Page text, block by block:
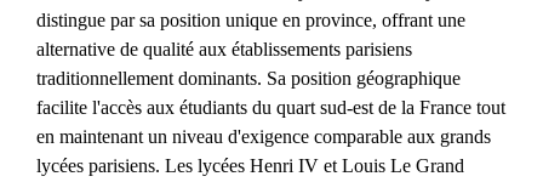
distingue par sa position unique en province, offrant une
alternative de qualité aux établissements parisiens
traditionnellement dominants. Sa position géographique
facilite l'accès aux étudiants du quart sud-est de la France tout
en maintenant un niveau d'exigence comparable aux grands
lycées parisiens. Les lycées Henri IV et Louis Le Grand